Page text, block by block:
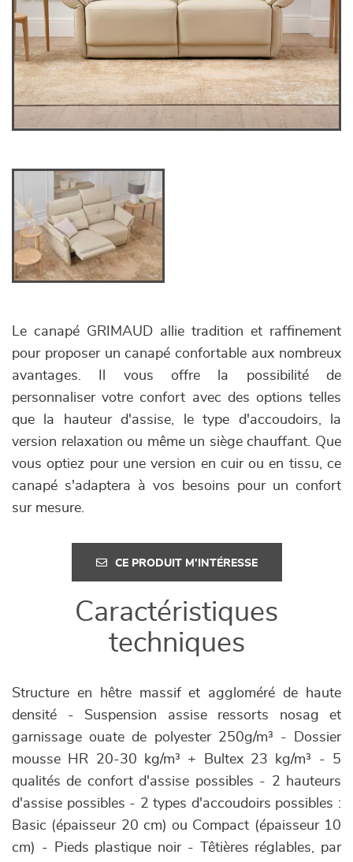
Le canapé GRIMAUD allie tradition et raffinement
pour proposer un canapé confortable aux nombreux
avantages. Il vous offre la possibilité de
personnaliser votre confort avec des options telles
que la hauteur d'assise, le type d'accoudoirs, la
version relaxation ou même un siège chauffant. Que
vous optiez pour une version en cuir ou en tissu, ce
canapé s'adaptera à vos besoins pour un confort
sur mesure.
CE PRODUIT M'INTÉRESSE
Caractéristiques
techniques
Structure en hêtre massif et aggloméré de haute
densité - Suspension assise ressorts nosag et
garnissage ouate de polyester 250g/m³ - Dossier
mousse HR 20-30 kg/m³ + Bultex 23 kg/m³ - 5
qualités de confort d'assise possibles - 2 hauteurs
d'assise possibles - 2 types d'accoudoirs possibles :
Basic (épaisseur 20 cm) ou Compact (épaisseur 10
cm) - Pieds plastique noir - Têtières réglables, par